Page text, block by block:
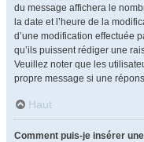
du message affichera le
la date et l’heure de la
d’une modification effectuée
qu’ils puissent rédiger une
Veuillez noter que les
propre message si une
Haut
Comment puis-je insérer